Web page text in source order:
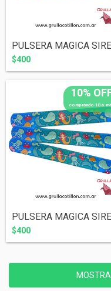
$400
10%
comprando 10 o
$400